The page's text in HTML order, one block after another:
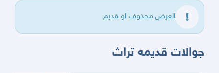
العرض محذوف او قديم.
جوالات قديمه تراث